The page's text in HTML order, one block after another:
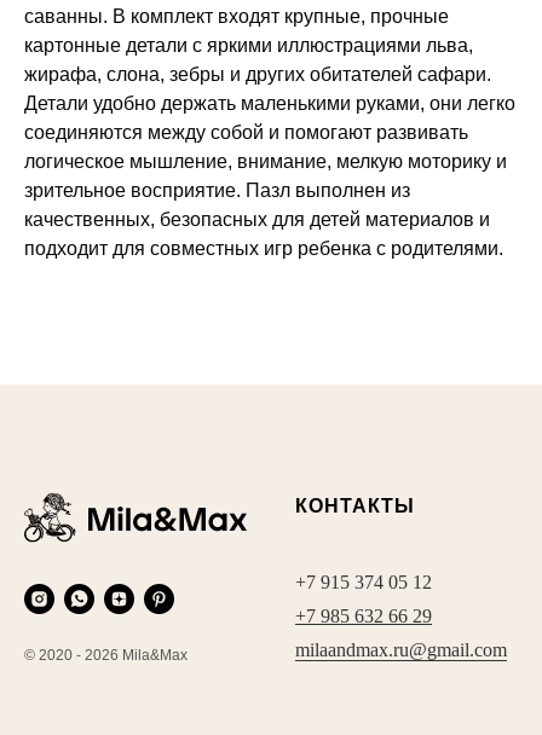
саванны. В комплект входят крупные, прочные
картонные детали с яркими иллюстрациями льва,
жирафа, слона, зебры и других обитателей сафари.
Детали удобно держать маленькими руками, они легко
соединяются между собой и помогают развивать
логическое мышление, внимание, мелкую моторику и
зрительное восприятие. Пазл выполнен из
качественных, безопасных для детей материалов и
подходит для совместных игр ребенка с родителями.
© 2020 - 2026 Mila&Max
КОНТАКТЫ
+7 915 374 05 12
+7 985 632 66 29
milaandmax.ru@gmail.com